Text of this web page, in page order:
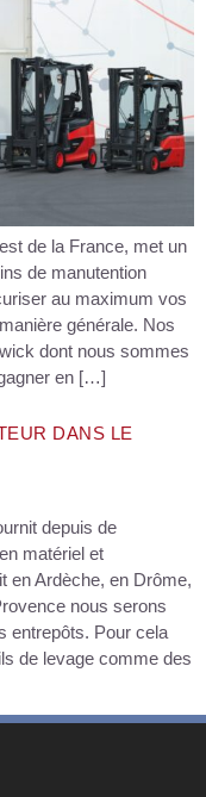
de la France, met un
de manutention
au maximum vos
générale. Nos
dont nous sommes
en […]
DANS LE
depuis de
matériel et
en Ardèche, en Drôme,
nous serons
entrepôts. Pour cela
de levage comme des